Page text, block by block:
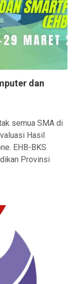
dan
semua SMA di
Hasil
EHB-BKS
Provinsi